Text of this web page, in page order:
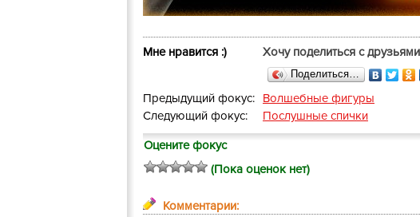
Мне нравится :) Хочу поделиться с
Поделиться…
Предыдущий фокус:
Следующий фокус:
Волшебные фигуры
Послушные спички
Оцените фокус
(Пока оценок нет)
Комментарии: